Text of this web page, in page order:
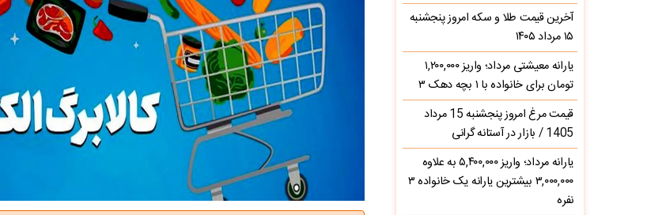
آخرین قیمت طلا و سکه امروز پنجشنبه
۱۵ مرداد ۱۴۰۵
یارانه معیشتی مرداد؛ واریز ۱,۲۰۰,۰۰۰
تومان برای خانواده با ۱ بچه دهک ۳
قیمت مرغ امروز پنجشنبه 15 مرداد
1405 / بازار در آستانه گرانی
یارانه مرداد؛ واریز ۵,۴۰۰,۰۰۰ به علاوه
۳,۰۰۰,۰۰۰ بیشترین یارانه یک خانواده ۳
نفره